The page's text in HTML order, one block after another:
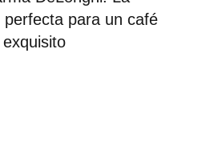
perfecta para un café
exquisito